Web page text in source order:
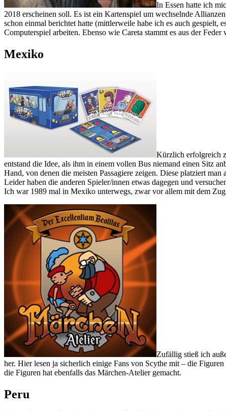
In Essen hatte ich
2018 erscheinen soll. Es ist ein Kartenspiel um wechselnde
schon einmal berichtet hatte (mittlerweile habe ich es auch gespielt,
Computerspiel arbeiten. Ebenso wie Careta stammt es aus der
Mexiko
Kürzlich erfolgreich
entstand die Idee, als ihm in einem vollen Bus niemand einen Sitz
Hand, von denen die meisten Passagiere zeigen. Diese platziert
Leider haben die anderen Spieler/innen etwas dagegen und
Ich war 1989 mal in Mexiko unterwegs, zwar vor allem mit dem
Zufällig stieß ich
her. Hier lesen ja sicherlich einige Fans von Scythe mit – die
die Figuren hat ebenfalls das Märchen-Atelier gemacht.
Peru